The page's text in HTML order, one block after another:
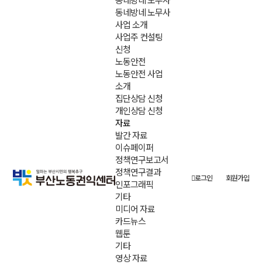
동네방네 노무사
사업 소개
사업주 컨설팅
신청
노동안전
노동안전 사업
소개
집단상담 신청
개인상담 신청
자료
발간 자료
이슈페이퍼
정책연구보고서
정책연구결과
인포그래픽
기타
미디어 자료
카드뉴스
웹툰
기타
영상 자료
로그인 회원가입